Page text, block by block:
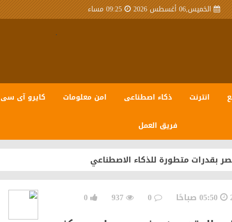
الخميس,06 أغسطس 2026
09:25 مساء
.
انترنت ذكاء اصطناعى امن معلومات كايرو آى
فريق العمل
العشرين على التوالي
منظومة متكاملة تعتمد على أحدث تقنيات مراكز البيانات
تُشكل مكتبها التنفيذي للدورة 2026-2030
05:50 صباحًا 0
937
0